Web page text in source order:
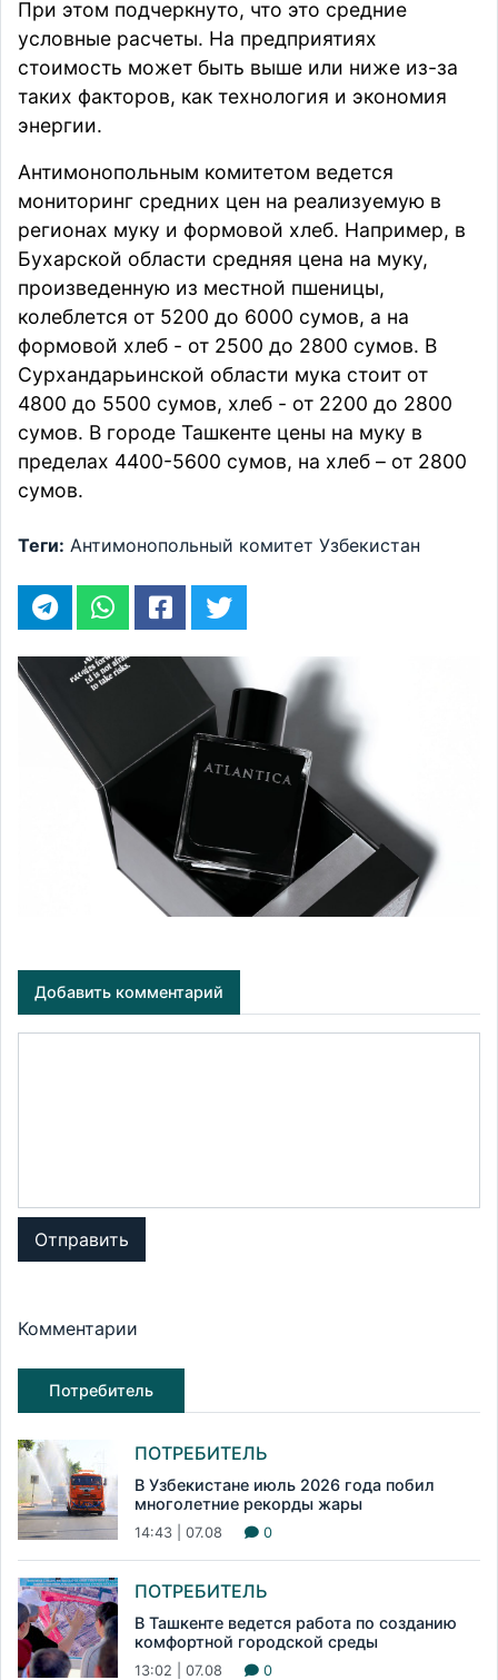
При этом подчеркнуто, что это средние
условные расчеты. На предприятиях
стоимость может быть выше или ниже из-за
таких факторов, как технология и экономия
энергии.
Антимонопольным комитетом ведется
мониторинг средних цен на реализуемую в
регионах муку и формовой хлеб. Например, в
Бухарской области средняя цена на муку,
произведенную из местной пшеницы,
колеблется от 5200 до 6000 сумов, а на
формовой хлеб - от 2500 до 2800 сумов. В
Сурхандарьинской области мука стоит от
4800 до 5500 сумов, хлеб - от 2200 до 2800
сумов. В городе Ташкенте цены на муку в
пределах 4400-5600 сумов, на хлеб – от 2800
сумов.
Теги: Антимонопольный комитет Узбекистан
Добавить комментарий
Отправить
Комментарии
Потребитель
ПОТРЕБИТЕЛЬ
В Узбекистане июль 2026 года побил
многолетние рекорды жары
14:43 | 07.08 0
ПОТРЕБИТЕЛЬ
В Ташкенте ведется работа по созданию
комфортной городской среды
13:02 | 07.08 0